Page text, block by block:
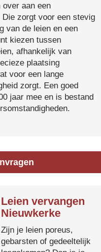
aan een
zorgt voor een stevig
van de leien en een
kiezen tussen
afhankelijk van
plaatsing
voor een lange
zorgt. Een goed
jaar mee en is bestand
Leien vervangen
Nieuwkerke
Zijn je leien poreus,
gebarsten of gedeeltelijk